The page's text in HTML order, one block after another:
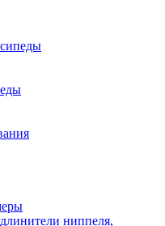
ниппеля,